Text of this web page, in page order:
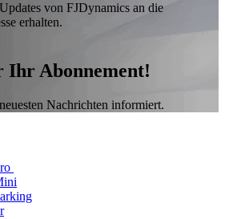
von FJDynamics an die
erhalten.
Ihr Abonnement!
Nachrichten informiert.